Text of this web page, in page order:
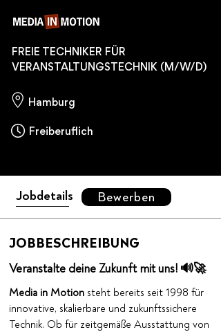
FREIE TECHNIKER FÜR
VERANSTALTUNGSTECHNIK (M/W/D)
Freiberuflich
Hamburg
Jobdetails Bewerben
JOBBESCHREIBUNG
Veranstalte deine Zukunft mit uns! 🔊🚀
Media in Motion steht bereits seit 1998 für
innovative, skalierbare und zukunftssichere
Technik. Ob für zeitgemäße Ausstattung von